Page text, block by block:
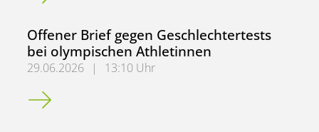
Offener Brief gegen Geschlechtertests
bei olympischen Athletinnen
29.06.2026 |
13:10 Uhr
Offener Brief gegen Geschlechtertests bei olympischen